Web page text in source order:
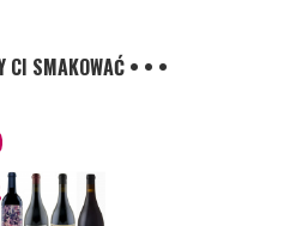
CI SMAKOWAĆ • • •